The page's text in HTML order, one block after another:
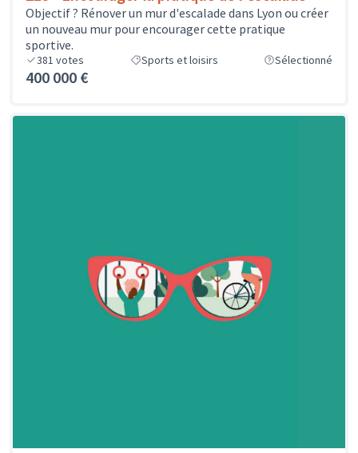
Objectif ? Rénover un mur d'escalade dans Lyon ou créer
un nouveau mur pour encourager cette pratique
sportive.
381 votes Sports et loisirs Sélectionné
400 000 €